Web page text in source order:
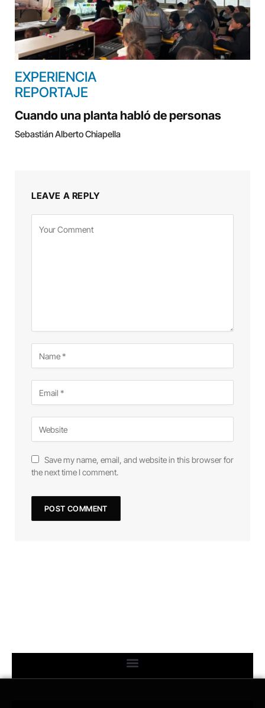
EXPERIENCIA
REPORTAJE
Cuando una planta habló de personas
Sebastián Alberto Chiapella
LEAVE A REPLY
Save my name, email, and website in this browser for
the next time I comment.